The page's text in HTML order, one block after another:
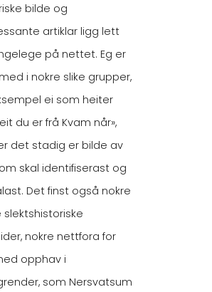
bilde og
artiklar ligg lett
på nettet. Eg er
i nokre slike grupper,
ei som heiter
du er frå Kvam når»,
det stadig er bilde av
skal identifiserast og
Det finst også nokre
slektshistoriske
nokre nettfora for
opphav i
som Nersvatsum